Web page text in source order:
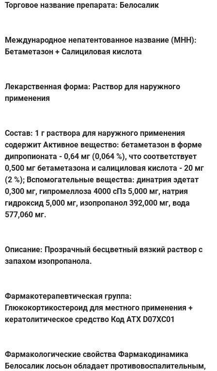
Торговое название препарата: Белосалик
Международное непатентованное название (МНН):
Бетаметазон + Салициловая кислота
Лекарственная форма: Раствор для наружного
применения
Состав: 1 г раствора для наружного применения
содержит Активное вещество: бетаметазон в форме
дипропионата - 0,64 мг (0,064 %), что соответствует
0,500 мг бетаметазона и салициловая кислота - 20 мг
(2 %); Вспомогательные вещества: динатрия эдетат
0,300 мг, гипромеллоза 4000 сПз 5,000 мг, натрия
гидроксид 5,000 мг, изопропанол 392,000 мг, вода
577,060 мг.
Описание: Прозрачный бесцветный вязкий раствор с
запахом изопропанола.
Фармакотерапевтическая группа:
Глюкокортикостероид для местного применения +
кератолитическое средство Код ATX D07XC01
Фармакологические свойства Фармакодинамика
Белосалик лосьон обладает противовоспалительным,